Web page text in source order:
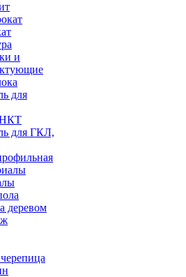
и
для
для ГКЛ,
деревом